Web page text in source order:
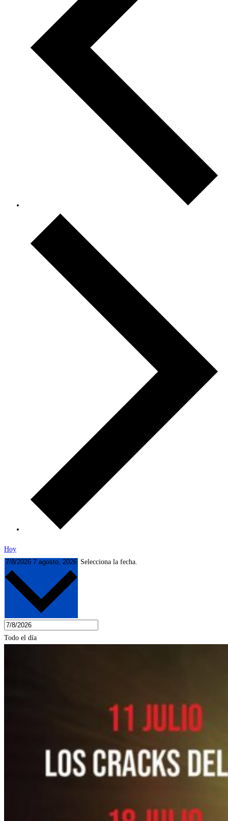
Hoy
7/8/2026 7 agosto, 2026 Selecciona la fecha.
Todo el día